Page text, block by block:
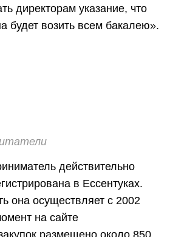
директорам указание, что
будет возить всем бакалею».
действительно
в Ессентуках.
она осуществляет с 2002
на сайте